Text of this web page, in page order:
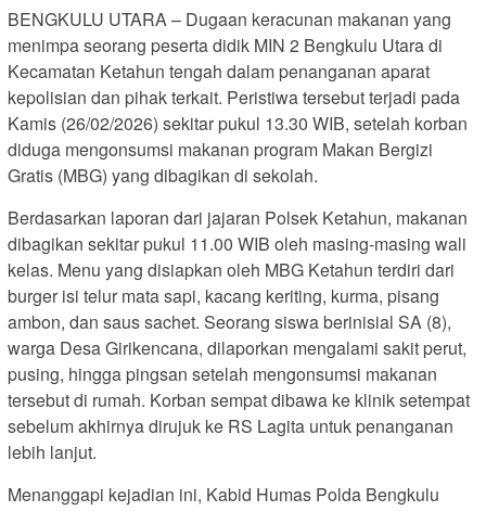
BENGKULU UTARA – Dugaan keracunan makanan yang
menimpa seorang peserta didik MIN 2 Bengkulu Utara di
Kecamatan Ketahun tengah dalam penanganan aparat
kepolisian dan pihak terkait. Peristiwa tersebut terjadi pada
Kamis (26/02/2026) sekitar pukul 13.30 WIB, setelah korban
diduga mengonsumsi makanan program Makan Bergizi
Gratis (MBG) yang dibagikan di sekolah.
Berdasarkan laporan dari jajaran Polsek Ketahun, makanan
dibagikan sekitar pukul 11.00 WIB oleh masing-masing wali
kelas. Menu yang disiapkan oleh MBG Ketahun terdiri dari
burger isi telur mata sapi, kacang keriting, kurma, pisang
ambon, dan saus sachet. Seorang siswa berinisial SA (8),
warga Desa Girikencana, dilaporkan mengalami sakit perut,
pusing, hingga pingsan setelah mengonsumsi makanan
tersebut di rumah. Korban sempat dibawa ke klinik setempat
sebelum akhirnya dirujuk ke RS Lagita untuk penanganan
lebih lanjut.
Menanggapi kejadian ini, Kabid Humas Polda Bengkulu